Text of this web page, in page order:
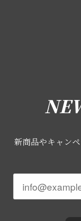
新商品やキャン